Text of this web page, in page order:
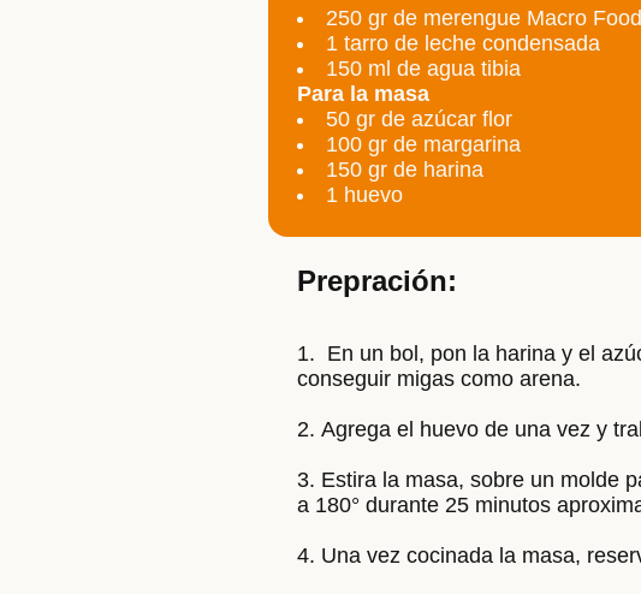
250 gr de merengue Macro Food
1 tarro de leche condensada
150 ml de agua tibia
Para la masa
50 gr de azúcar flor
100 gr de margarina
150 gr de harina
1 huevo
Prepración:
En un bol, pon la harina y el
conseguir migas como arena.
Agrega el huevo de una vez y
Estira la masa, sobre un molde
a 180° durante 25 minutos
Una vez cocinada la masa,